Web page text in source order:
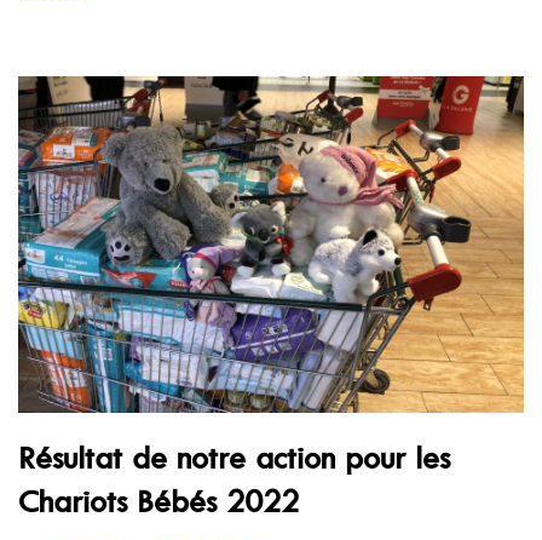
Résultat de notre action pour les
Chariots Bébés 2022